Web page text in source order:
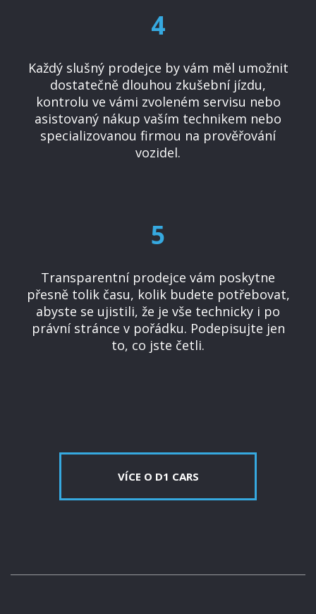
4
Každý slušný prodejce by vám měl umožnit
dostatečně dlouhou zkušební jízdu,
kontrolu ve vámi zvoleném servisu nebo
asistovaný nákup vaším technikem nebo
specializovanou firmou na prověřování
vozidel.
5
Transparentní prodejce vám poskytne
přesně tolik času, kolik budete potřebovat,
abyste se ujistili, že je vše technicky i po
právní stránce v pořádku. Podepisujte jen
to, co jste četli.
VÍCE O D1 CARS